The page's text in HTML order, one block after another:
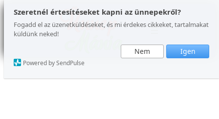
Szeretnél értesítéseket kapni az ünnepekről?
Fogadd el az üzenetküldéseket, és mi érdekes cikkeket, tartalmakat
küldünk neked!
Nem Igen
Powered by SendPulse
Ugrás
tartalomhoz